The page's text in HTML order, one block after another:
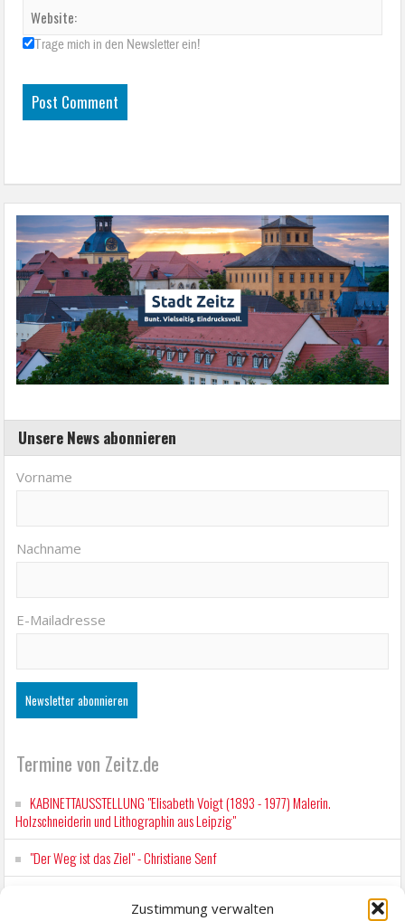
Zustimmung verwalten
Trage mich in den Newsletter ein!
Unsere News abonnieren
Vorname
Nachname
E-Mailadresse
Termine von Zeitz.de
KABINETTAUSSTELLUNG "Elisabeth Voigt (1893 - 1977) Malerin.
Holzschneiderin und Lithographin aus Leipzig"
"Der Weg ist das Ziel" - Christiane Senf